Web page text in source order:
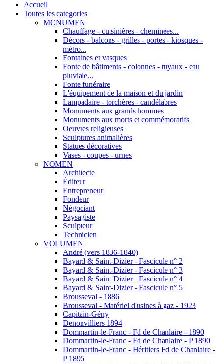
Accueil
Toutes les categories
MONUMEN
Chauffage - cuisinières - cheminées...
Décors - balcons - grilles - portes - kiosques -
métro...
Fontaines et vasques
Fonte de bâtiments - colonnes - tuyaux - eau
pluviale...
Fonte funéraire
L'équipement de la maison et du jardin
Lampadaire - torchères - candélabres
Monuments aux grands hommes
Monuments aux morts et commémoratifs
Oeuvres religieuses
Sculptures animalières
Statues décoratives
Vases - coupes - urnes
NOMEN
Architecte
Éditeur
Entrepreneur
Fondeur
Négociant
Paysagiste
Sculpteur
Technicien
VOLUMEN
André (vers 1836-1840)
Bayard & Saint-Dizier - Fascicule n° 2
Bayard & Saint-Dizier - Fascicule n° 3
Bayard & Saint-Dizier - Fascicule n° 4
Bayard & Saint-Dizier - Fascicule n° 5
Brousseval - 1886
Brousseval - Matériel d'usines à gaz - 1923
Capitain-Gény
Denonvilliers 1894
Dommartin-le-Franc - Fd de Chanlaire - 1890
Dommartin-le-Franc - Fd de Chanlaire - P 1890
Dommartin-le-Franc - Héritiers Fd de Chanlaire -
P 1895